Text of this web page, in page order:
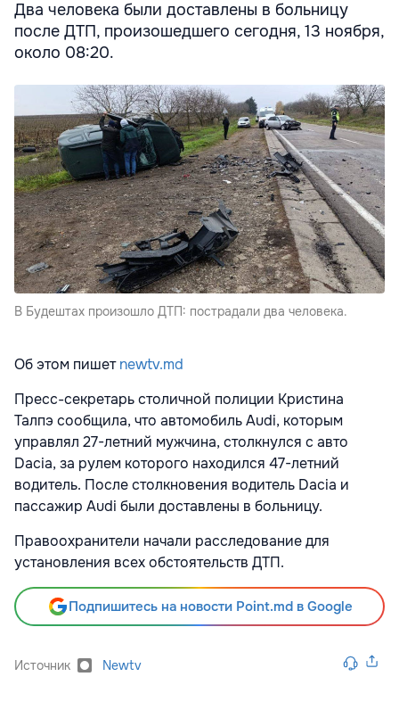
Два человека были доставлены в больницу
после ДТП, произошедшего сегодня, 13 ноября,
около 08:20.
В Будештах произошло ДТП: пострадали два человека.
Об этом пишетnewtv.md
Пресс-секретарь столичной полиции Кристина
Талпэ сообщила, что автомобиль Audi, которым
управлял 27-летний мужчина, столкнулся с авто
Dacia, за рулем которого находился 47-летний
водитель. После столкновения водитель Dacia и
пассажир Audi были доставлены в больницу.
Правоохранители начали расследование для
установления всех обстоятельств ДТП.
Подпишитесь на новости Point.md в Google
Источник Newtv